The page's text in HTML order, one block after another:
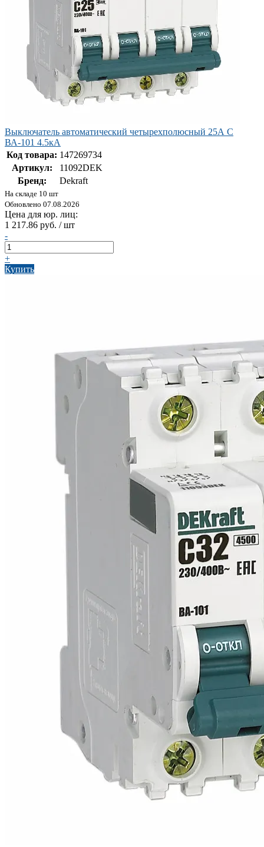
Выключатель автоматический четырехполюсный 25А С
ВА-101 4.5кА
Код товара: 147269734
Артикул:
11092DEK
Бренд:
Dekraft
На складе 10 шт
Обновлено 07.08.2026
Цена для юр. лиц:
1 217.86 руб. / шт
-
+
Купить